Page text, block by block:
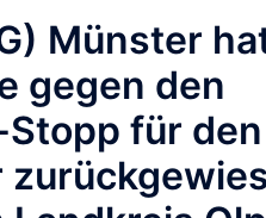
Münster
gegen den
für